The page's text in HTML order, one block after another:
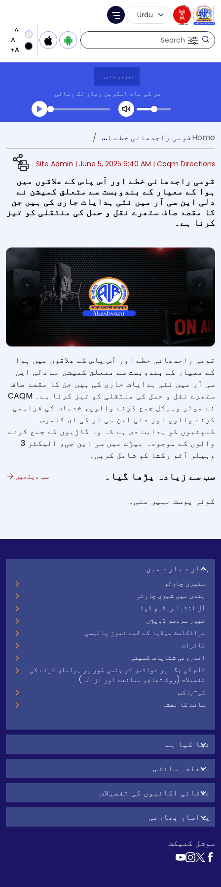
Search
Language Selection
Menu
خبریں سنیں۔
من کی بات اسکرین ریڈر تک رسائی
Transcript summary
کھیلیں آڈیو Home قومی راجدھانی خطے اور آس پاس کے علاقوں میں ہوا کے معیار کے بندوبست سے متعلق کمیشن نے دلی این سی آر میں نئی ہدایات جاری کی ہیں جن کا مقصد صاف ستھرے نقل و حمل کی منتقلی کو تیز کرنا ہے۔
Site Admin | June 5, 2025 9:40 AM | Caqm Directions
قومی راجدھانی خطے اور آس پاس کے علاقوں میں
ہوا کے معیار کے بندوبست سے متعلق کمیشن نے
دلی این سی آر میں نئی ہدایات جاری کی ہیں جن
کا مقصد صاف ستھرے نقل و حمل کی منتقلی کو تیز
کرنا ہے۔
قومی راجدھانی خطے اور آس پاس کے علاقوں میں ہوا
کے معیار کے بندوبست سے متعلق کمیشن نے دلی این
سی آر میں نئی ہدایات جاری کی ہیں جن کا مقصد صاف
ستھرے نقل و حمل کی منتقلی کو تیز کرنا ہے۔ CAQM
نے موٹر وہیکل جمع کرنے والوں، خدمات کی فراہمی
کرنے والوں اور دلی این سی آر کی ای کامرس
کمپنیوں کو ہدایت دی ہے کہ وہ گاڑیوں کے جمع کرنے
والوں کے موجودہ بیڑے میں سی این جی، الیکٹر 3
وہیلر آٹو رکشا کو شامل کریں۔
سب سے زیادہ پڑھا گیا۔ سب دیکھیں
کوئی پوسٹ نہیں ملی۔
ہمارے بارے میں
سٹیزن چارٹر
ہندی میں شہری چارٹر
آل انڈیا ریڈیو کوڈ
نیوز سروسز ڈویژن
براڈکاسٹ میڈیا کے لیے نیوز پالیسی
تاثرات
اندرونی شکایات کمیٹی
کام کی جگہ پر خواتین کو جنسی طور پر ہراساں کرنے کی
تفصیلات (روک تھام، ممانعت اور ازالہ)
شی-باکس
سائٹ کا نقشہ
نیا کیا ہے
متعلقہ سائٹس
علاقائی اکائیوں کی تفصیلات
پراسار بھارتی
سوشل کنیکٹ